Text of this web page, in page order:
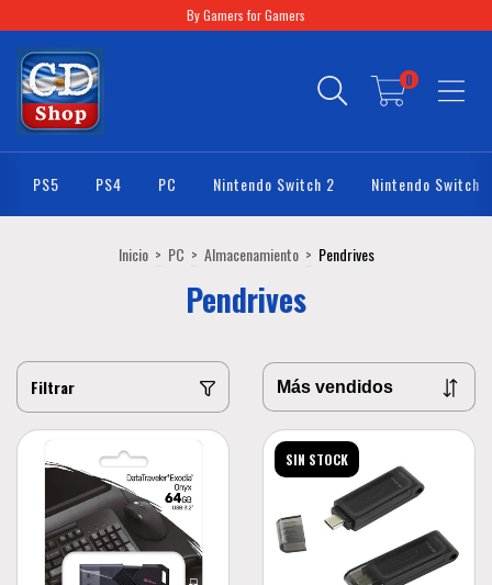
By Gamers for Gamers
0
PS5 PS4 PC Nintendo Switch 2 Nintendo Switch
Inicio > PC > Almacenamiento > Pendrives
Pendrives
Filtrar
SIN STOCK